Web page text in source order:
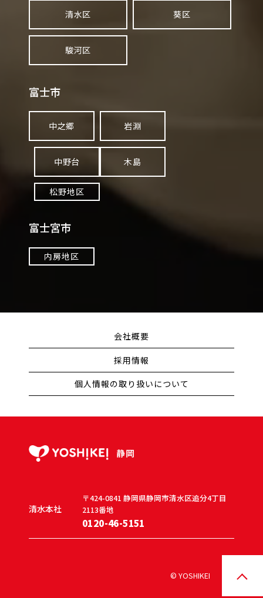
働き方
先輩インタビュー
求人一覧
ヨシケイについて
清水区 葵区
駿河区
富士市
中之郷 岩淵
中野台 木島
松野地区
富士宮市
内房地区
会社概要
採用情報
個人情報の取り扱いについて
清水本社
〒424-0841 静岡県静岡市清水区追分4丁目
2113番地
0120-46-5151
© YOSHIKEI